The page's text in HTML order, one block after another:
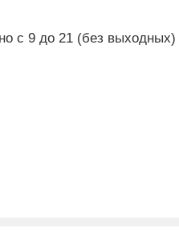
с 9 до 21 (без выходных)